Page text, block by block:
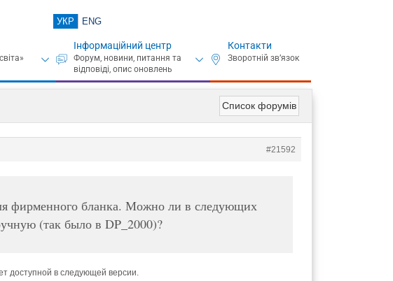
УКР ENG
Інформаційний центр Контакти
Список форумів
#21592
фирменного бланка. Можно ли в следующих
(так было в DP_2000)?
доступной в следующей версии.